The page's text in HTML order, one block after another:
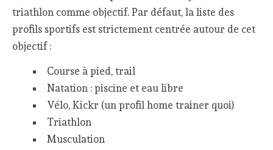
triathlon comme objectif. Par défaut, la liste des
profils sportifs est strictement centrée autour de cet
objectif :
Course à pied, trail
Natation : piscine et eau libre
Vélo, Kickr (un profil home trainer quoi)
Triathlon
Musculation